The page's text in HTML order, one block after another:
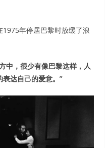
年停居巴黎时放缓了浪
中，很少有像巴黎这样，人
达自己的爱意。”